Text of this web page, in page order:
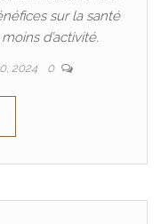
sur la santé
d’activité.
2024 0